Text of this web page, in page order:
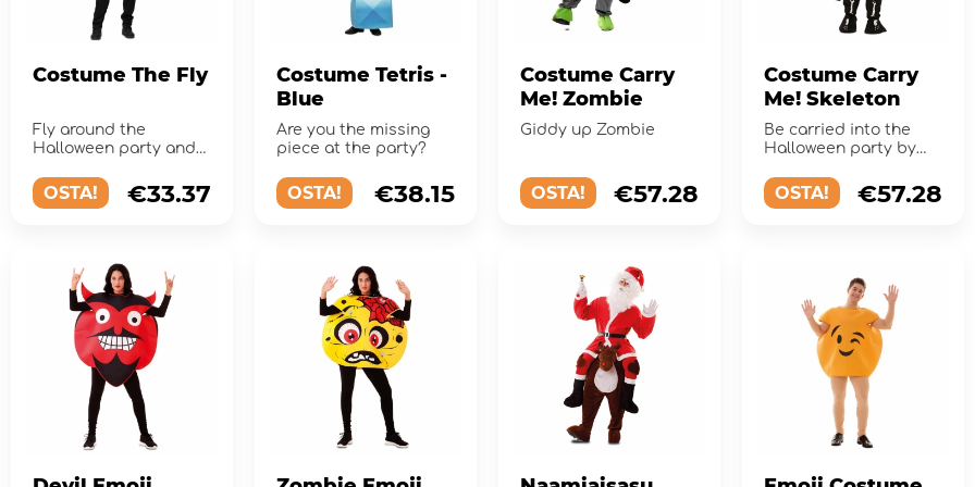
Costume The Fly
Fly around the
Halloween party and
just like a real fly.
OSTA! €33.37
Costume Tetris -
Blue
Are you the missing
piece at the party?
OSTA! €38.15
Costume Carry
Me! Zombie
Giddy up Zombie
OSTA! €57.28
Costume Carry
Me! Skeleton
Be carried into the
Halloween party by
OSTA! €57.28